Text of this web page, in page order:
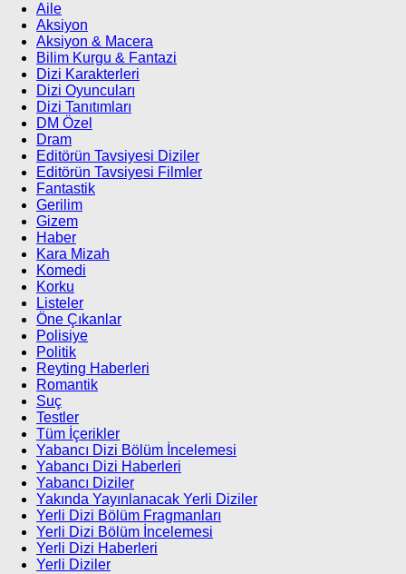
Aile
Aksiyon
Aksiyon & Macera
Bilim Kurgu & Fantazi
Dizi Karakterleri
Dizi Oyuncuları
Dizi Tanıtımları
DM Özel
Dram
Editörün Tavsiyesi Diziler
Editörün Tavsiyesi Filmler
Fantastik
Gerilim
Gizem
Haber
Kara Mizah
Komedi
Korku
Listeler
Öne Çıkanlar
Polisiye
Politik
Reyting Haberleri
Romantik
Suç
Testler
Tüm İçerikler
Yabancı Dizi Bölüm İncelemesi
Yabancı Dizi Haberleri
Yabancı Diziler
Yakında Yayınlanacak Yerli Diziler
Yerli Dizi Bölüm Fragmanları
Yerli Dizi Bölüm İncelemesi
Yerli Dizi Haberleri
Yerli Diziler